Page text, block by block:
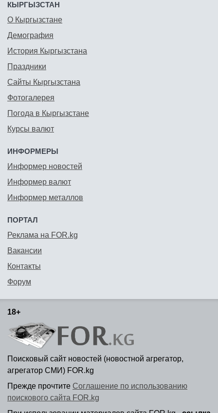
КЫРГЫЗСТАН
О Кыргызстане
Демография
История Кыргызстана
Праздники
Сайты Кыргызстана
Фотогалерея
Погода в Кыргызстане
Курсы валют
ИНФОРМЕРЫ
Информер новостей
Информер валют
Информер металлов
ПОРТАЛ
Реклама на FOR.kg
Вакансии
Контакты
Форум
18+
Поисковый сайт новостей (новостной агрегатор,
агрегатор СМИ) FOR.kg
Прежде прочтите Соглашение по использованию
поискового сайта FOR.kg